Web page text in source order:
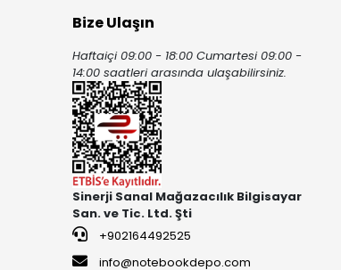
Bize Ulaşın
Haftaiçi 09:00 - 18:00 Cumartesi 09:00 -
14:00 saatleri arasında ulaşabilirsiniz.
Sinerji Sanal Mağazacılık Bilgisayar
San. ve Tic. Ltd. Şti
+902164492525
info@notebookdepo.com